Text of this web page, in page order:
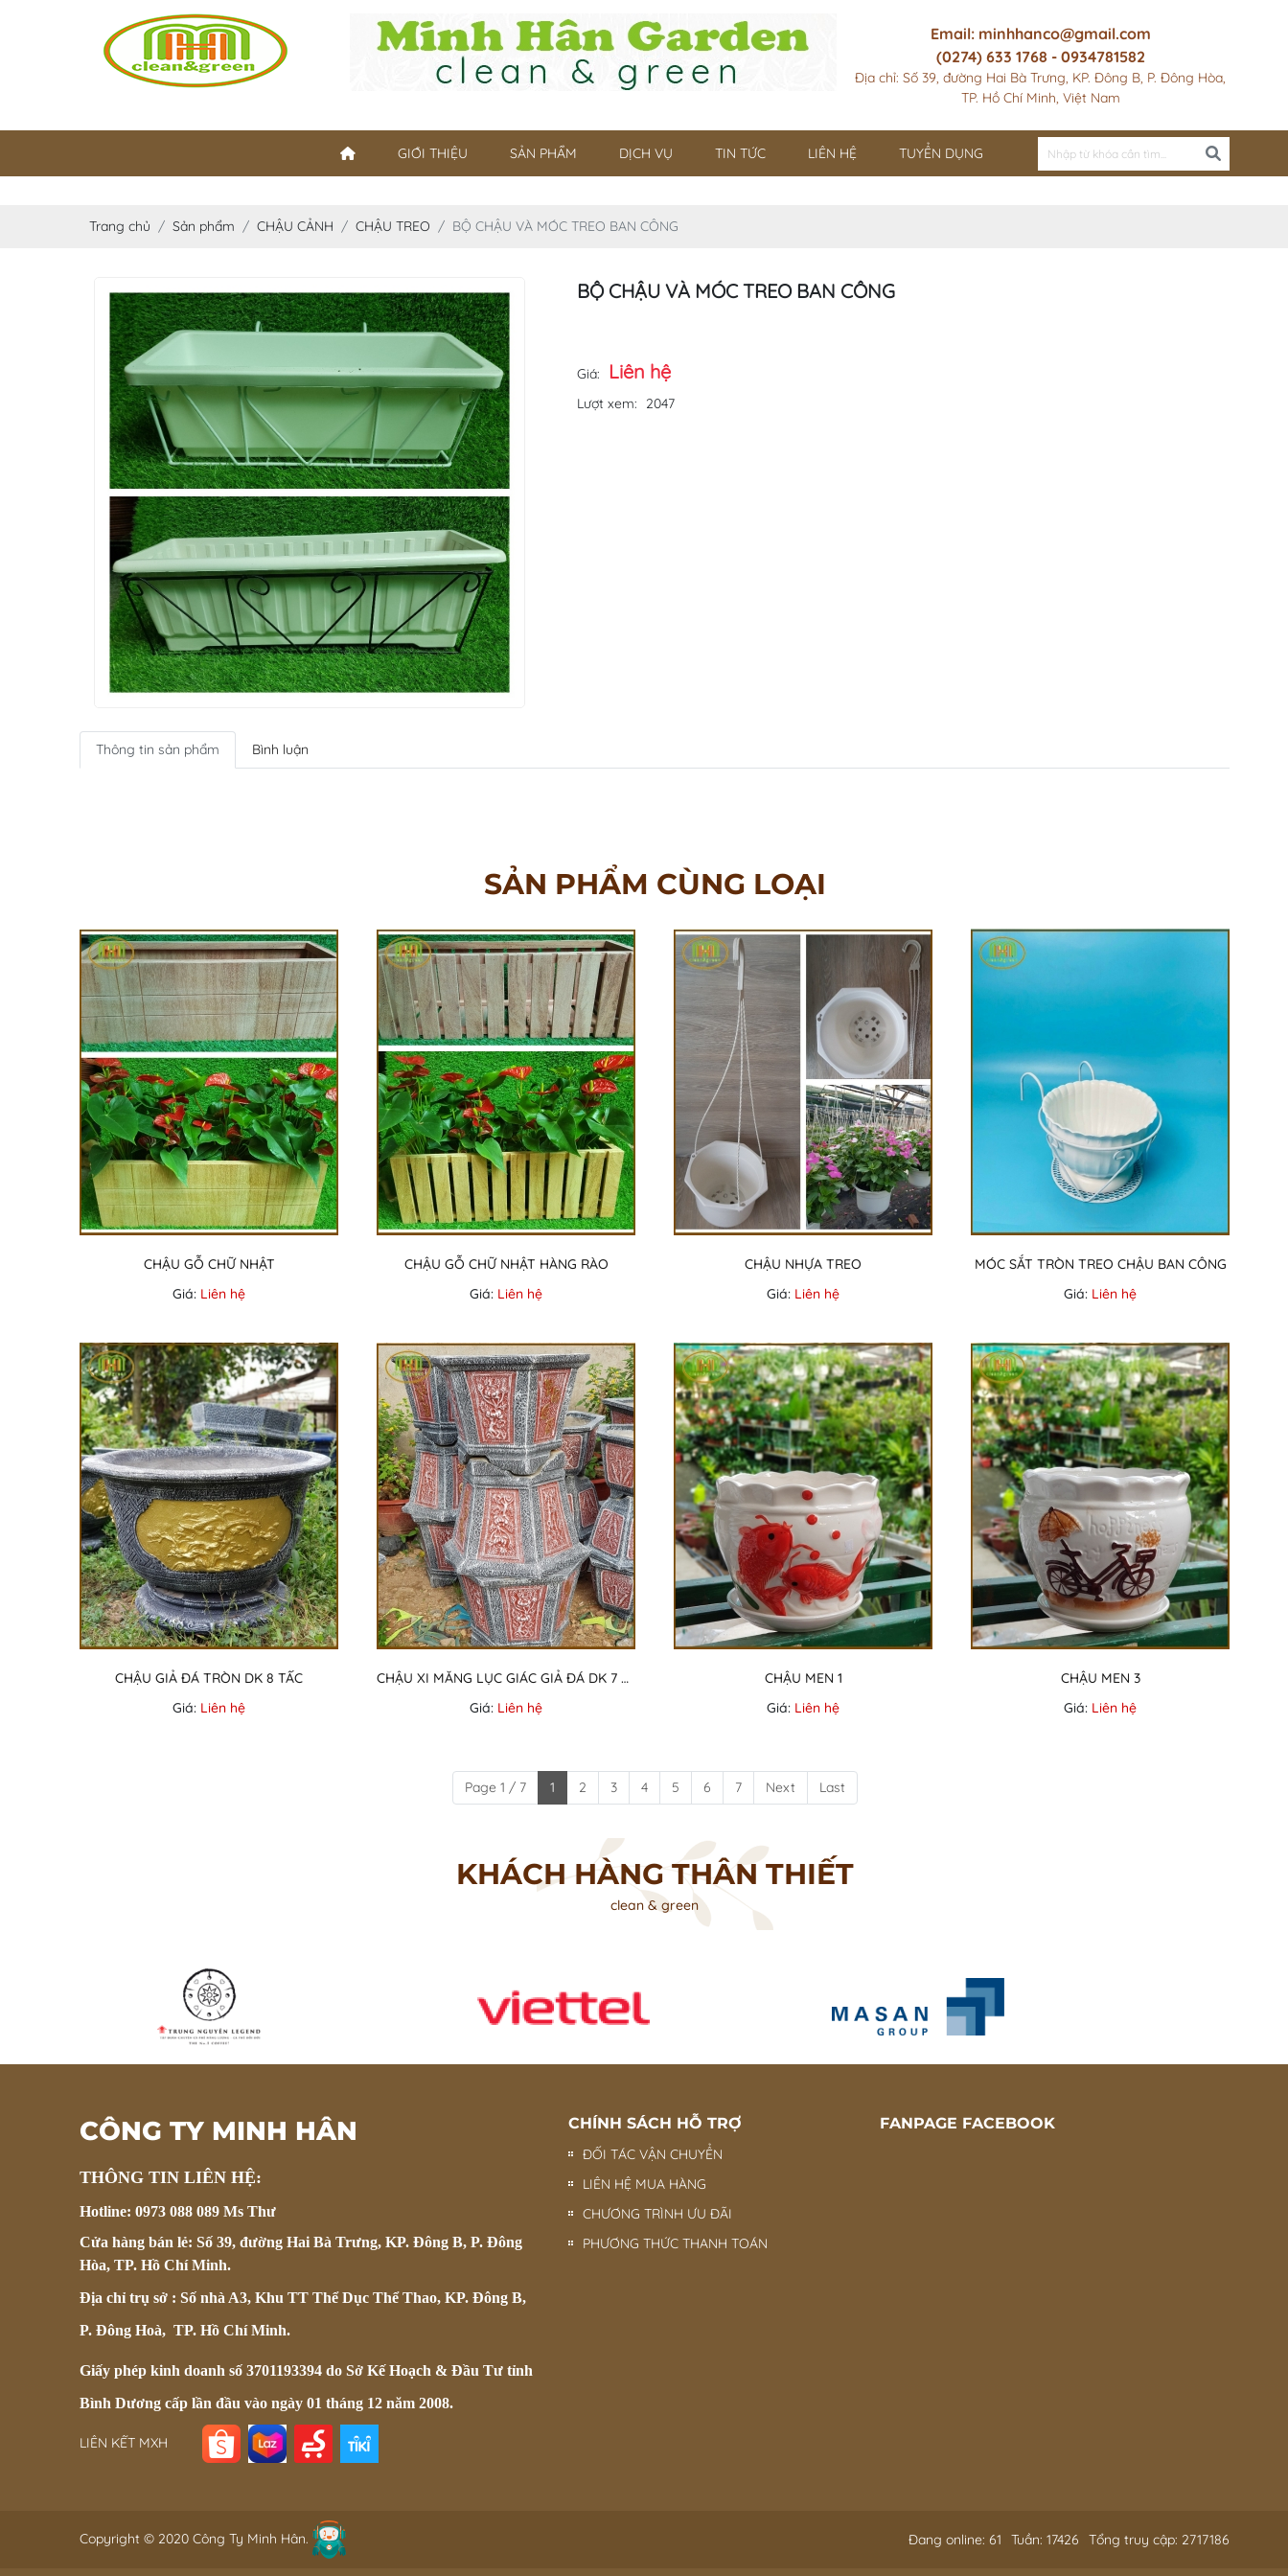
Email: minhhanco@gmail.com
(0274) 633 1768 - 0934781582
Địa chỉ: Số 39, đường Hai Bà Trưng, KP. Đông B, P. Đông Hòa,
TP. Hồ Chí Minh, Việt Nam
GIỚI THIỆU SẢN PHẨM DỊCH VỤ TIN TỨC LIÊN HỆ TUYỂN DỤNG
Trang chủ Sản phẩm CHẬU CẢNH CHẬU TREO BỘ CHẬU VÀ MÓC TREO BAN CÔNG
BỘ CHẬU VÀ MÓC TREO BAN CÔNG
Giá: Liên hệ
Lượt xem: 2047
Thông tin sản phẩm Bình luận
SẢN PHẨM CÙNG LOẠI
CHẬU GỖ CHỮ NHẬT
Giá: Liên hệ
CHẬU GỖ CHỮ NHẬT HÀNG RÀO
Giá: Liên hệ
CHẬU NHỰA TREO
Giá: Liên hệ
MÓC SẮT TRÒN TREO CHẬU BAN CÔNG
Giá: Liên hệ
CHẬU GIẢ ĐÁ TRÒN DK 8 TẤC
Giá: Liên hệ
CHẬU XI MĂNG LỤC GIÁC GIẢ ĐÁ DK 7 TẤC
Giá: Liên hệ
CHẬU MEN 1
Giá: Liên hệ
CHẬU MEN 3
Giá: Liên hệ
Page 1 / 7 1 2 3 4 5 6 7 Next Last
KHÁCH HÀNG THÂN THIẾT
clean & green
CÔNG TY MINH HÂN
THÔNG TIN LIÊN HỆ:
Hotline: 0973 088 089 Ms Thư
Cửa hàng bán lẻ: Số 39, đường Hai Bà Trưng, KP. Đông B, P. Đông
Hòa, TP. Hồ Chí Minh.
Địa chỉ trụ sở : Số nhà A3, Khu TT Thể Dục Thể Thao, KP. Đông B,
P. Đông Hoà, TP. Hồ Chí Minh.
Giấy phép kinh doanh số 3701193394 do Sở Kế Hoạch & Đầu Tư tỉnh
Bình Dương cấp lần đầu vào ngày 01 tháng 12 năm 2008.
LIÊN KẾT MXH
CHÍNH SÁCH HỖ TRỢ
ĐỐI TÁC VẬN CHUYỂN
LIÊN HỆ MUA HÀNG
CHƯƠNG TRÌNH ƯU ĐÃI
PHƯƠNG THỨC THANH TOÁN
FANPAGE FACEBOOK
Copyright © 2020 Công Ty Minh Hân. Đang online: 61 Tuần: 17426 Tổng truy cập: 2717186